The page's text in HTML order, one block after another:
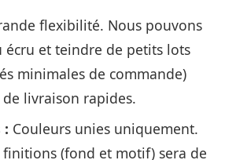
flexibilité. Nous pouvons
écru et teindre de petits lots
minimales de commande)
livraison rapides.
: Couleurs unies uniquement.
finitions (fond et motif) sera de